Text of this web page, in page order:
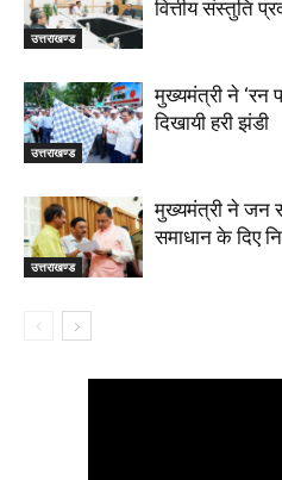
उत्तराखण्ड
वित्तीय संस्तुति
उत्तराखण्ड
मुख्यमंत्री ने ‘रन
दिखायी हरी झंडी
उत्तराखण्ड
मुख्यमंत्री ने जन
समाधान के दिए